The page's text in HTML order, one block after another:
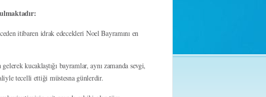
itibaren idrak edecekleri Noel Bayramını en
kucaklaştığı bayramlar, aynı zamanda sevgi,
tecelli ettiği müstesna günlerdir.